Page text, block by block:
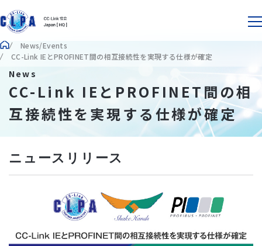
News/Events
CC-Link IEとPROFINET間の相互接続性を実現する仕様が確定
News
CC-Link IEとPROFINET間の相
互接続性を実現する仕様が確定
ニュースリリース